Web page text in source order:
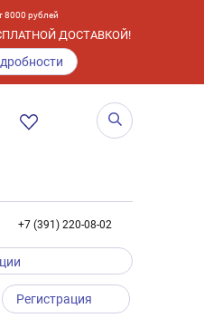
8000 рублей
ДОСТАВКОЙ!
+7 (391) 220-08-02
Регистрация